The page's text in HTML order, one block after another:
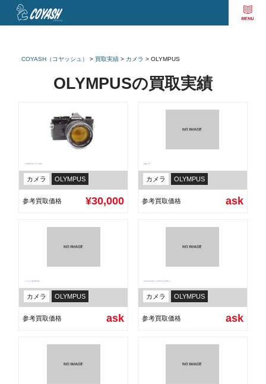
COYASH（コヤッシュ） > 買取実績> カメラ > OLYMPUS
OLYMPUSの買取実績
OLYMPUS OM-1 1:1.2 55mm
カメラ OLYMPUS
参考買取価格 ¥30,000
Tough TG-6
カメラ OLYMPUS
参考買取価格 ask
ミラーレス一眼 PEN E-PL8
カメラ OLYMPUS
参考買取価格 ask
OM-D E-M1 Mark II 12-40mm F2.8 PROキット
カメラ OLYMPUS
参考買取価格 ask